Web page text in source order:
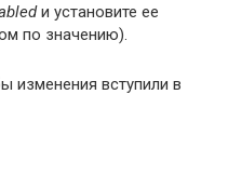
и установите ее
по значению).
изменения вступили в